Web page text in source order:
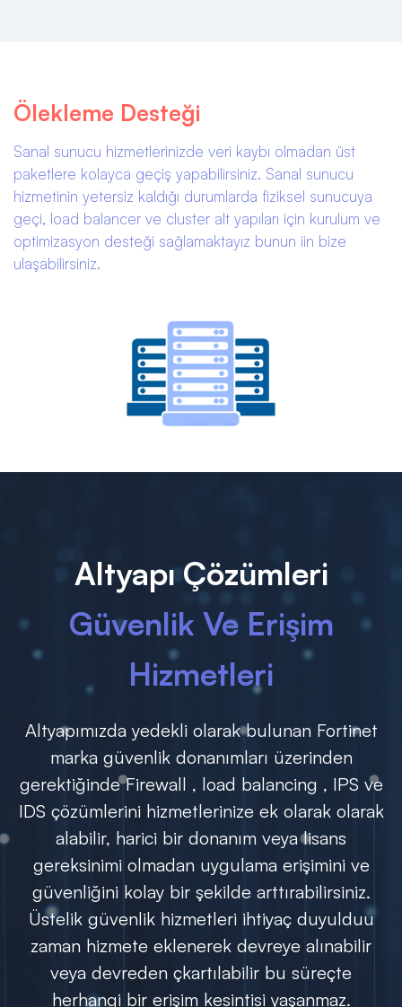
Ölekleme Desteği
Sanal sunucu hizmetlerinizde veri kaybı olmadan üst
paketlere kolayca geçiş yapabilirsiniz. Sanal sunucu
hizmetinin yetersiz kaldığı durumlarda fiziksel sunucuya
geçi, load balancer ve cluster alt yapıları için kurulum ve
optimizasyon desteği sağlamaktayız bunun iin bize
ulaşabilirsiniz.
Altyapı Çözümleri
Güvenlik Ve Erişim
Hizmetleri
Altyapımızda yedekli olarak bulunan Fortinet
marka güvenlik donanımları üzerinden
gerektiğinde Firewall , load balancing , IPS ve
IDS çözümlerini hizmetlerinize ek olarak olarak
alabilir, harici bir donanım veya lisans
gereksinimi olmadan uygulama erişimini ve
güvenliğini kolay bir şekilde arttırabilirsiniz.
Üstelik güvenlik hizmetleri ihtiyaç duyulduu
zaman hizmete eklenerek devreye alınabilir
veya devreden çkartılabilir bu süreçte
herhangi bir erişim kesintisi yaşanmaz.